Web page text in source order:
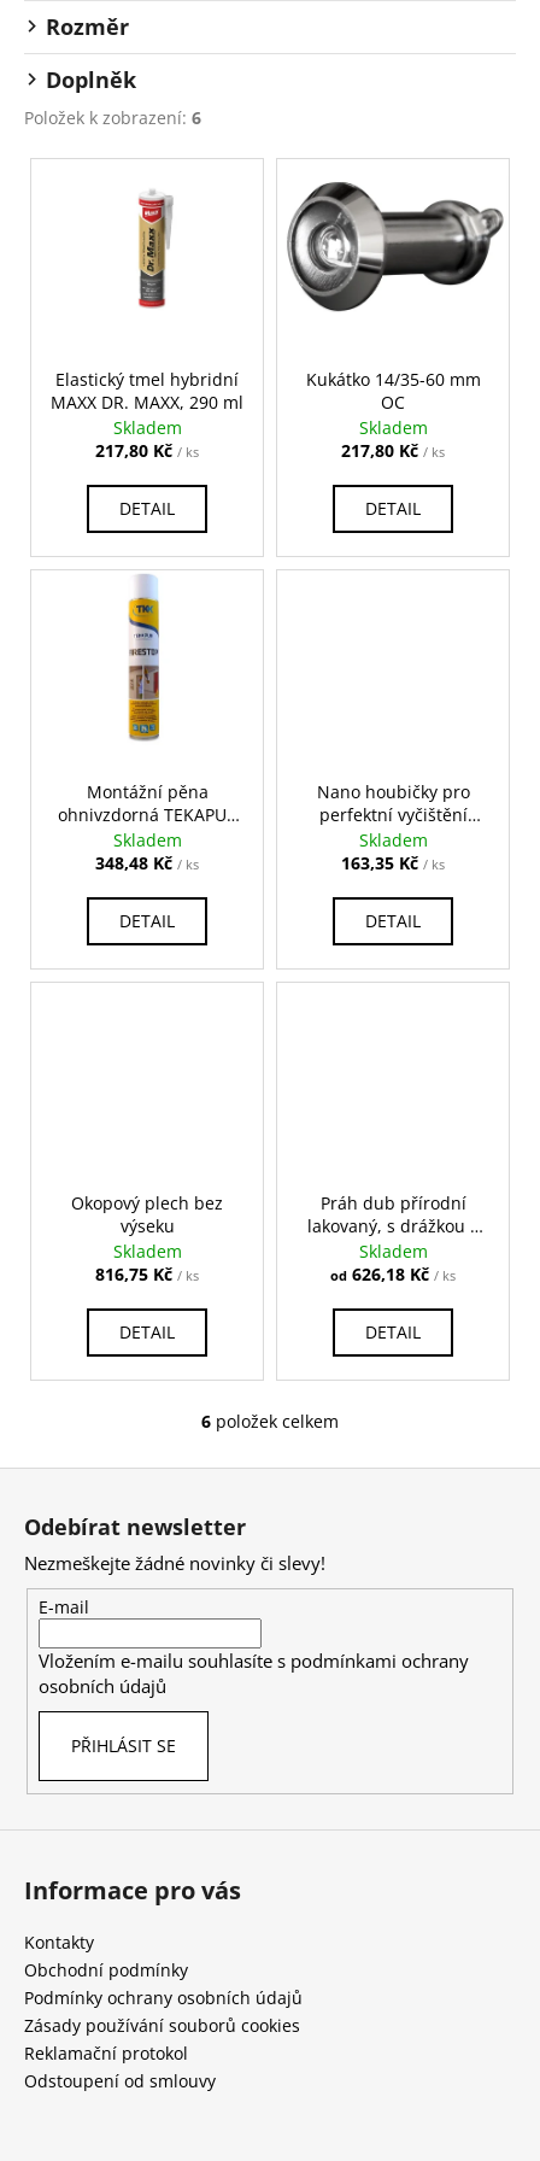
ů Rozměr
Doplněk
Položek k zobrazení: 6
V
Elastický tmel hybridní
MAXX DR. MAXX, 290 ml
Skladem
217,80 Kč / ks
DETAIL
Kukátko 14/35-60 mm
OC
Skladem
217,80 Kč / ks
DETAIL
Montážní pěna
ohnivzdorná TEKAPUR
FIRESTOP, třída B1, 750
ml
Skladem
348,48 Kč / ks
DETAIL
Nano houbičky pro
perfektní vyčištění
dveří a zárubní, 10 ks
Skladem
163,35 Kč / ks
DETAIL
Okopový plech bez
výseku
Skladem
816,75 Kč / ks
DETAIL
Práh dub přírodní
lakovaný, s drážkou a
těsněním
Skladem
od 626,18 Kč / ks
DETAIL
O
a
c
r
ý
p
6 položek celkem
a
j
í
t
?
HLEDAT
u
Z
Odebírat newsletter
Nezmeškejte žádné novinky či slevy!
E-mail
Vložením e-mailu souhlasíte s podmínkami ochrany
osobních údajů
PŘIHLÁSIT SE
Informace pro vás
Kontakty
Obchodní podmínky
Podmínky ochrany osobních údajů
Zásady používání souborů cookies
Reklamační protokol
Odstoupení od smlouvy